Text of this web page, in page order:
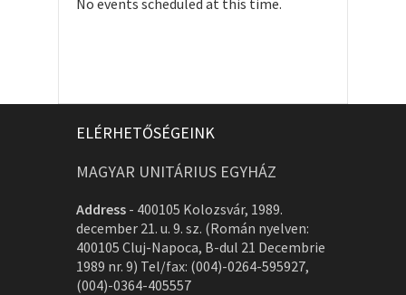
No events scheduled at this time.
ELÉRHETŐSÉGEINK
MAGYAR UNITÁRIUS EGYHÁZ
Address - 400105 Kolozsvár, 1989.
december 21. u. 9. sz. (Román nyelven:
400105 Cluj-Napoca, B-dul 21 Decembrie
1989 nr. 9) Tel/fax: (004)-0264-595927,
(004)-0364-405557